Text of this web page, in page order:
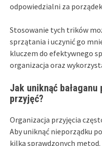
odpowiedzialni za
Stosowanie tych trików
sprzątania i uczynić go
kluczem do efektywnego
organizacja oraz
Jak uniknąć
przyjęć?
Organizacja przyjęcia
Aby uniknąć nieporządku
kilka sprawdzonych